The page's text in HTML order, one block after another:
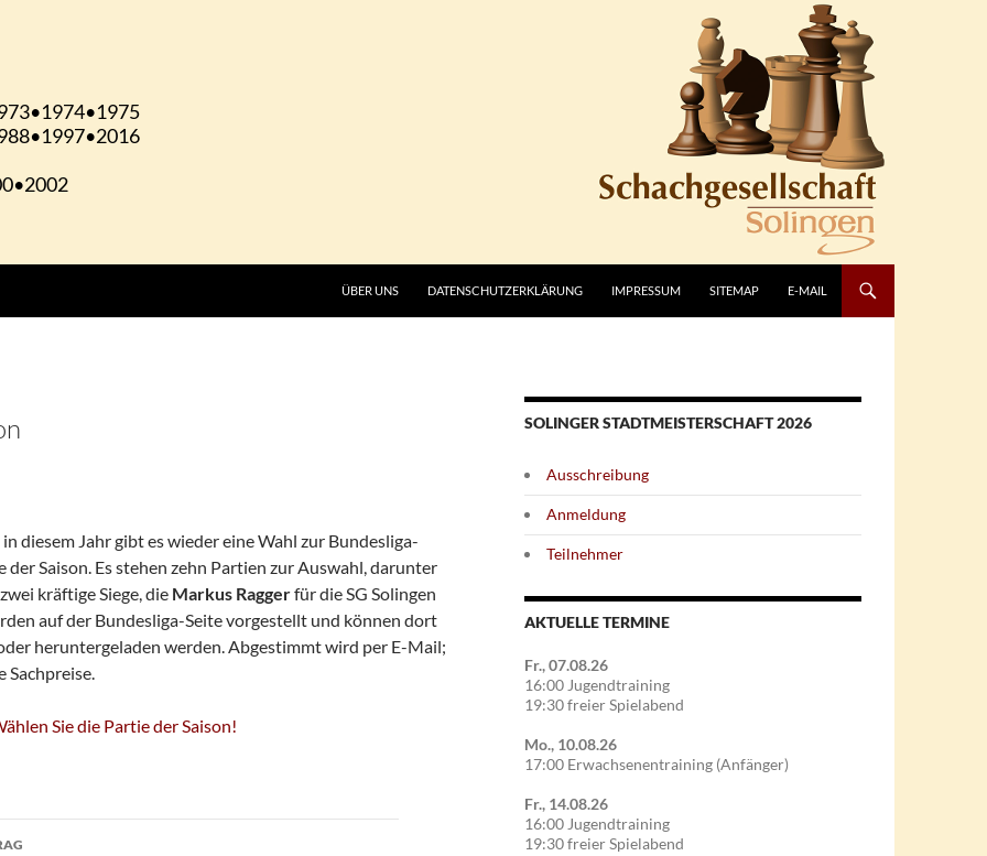
ÜBER UNS DATENSCHUTZERKLÄRUNG IMPRESSUM SITEMAP E-MAIL
diesem Jahr gibt es wieder eine Wahl zur Bundesliga-
der Saison. Es stehen zehn Partien zur Auswahl, darunter
kräftige Siege, die Markus Raggerfür die SG Solingen
auf der Bundesliga-Seite vorgestellt und können dort
heruntergeladen werden. Abgestimmt wird per E-Mail;
Sachpreise.
Sie die Partie der Saison!
SOLINGER STADTMEISTERSCHAFT 2026
Ausschreibung
Anmeldung
Teilnehmer
AKTUELLE TERMINE
Fr., 07.08.26
16:00 Jugendtraining
19:30 freier Spielabend
Mo., 10.08.26
17:00 Erwachsenentraining (Anfänger)
Fr., 14.08.26
16:00 Jugendtraining
19:30 freier Spielabend